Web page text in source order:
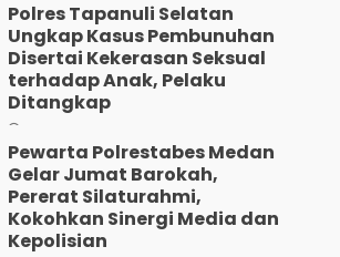
Polres Tapanuli Selatan
Ungkap Kasus Pembunuhan
Disertai Kekerasan Seksual
terhadap Anak, Pelaku
Ditangkap
Pewarta Polrestabes Medan
Gelar Jumat Barokah,
Pererat Silaturahmi,
Kokohkan Sinergi Media dan
Kepolisian